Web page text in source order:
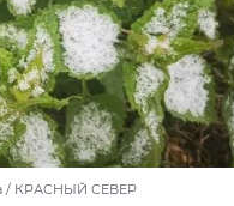
/ КРАСНЫЙ СЕВЕР